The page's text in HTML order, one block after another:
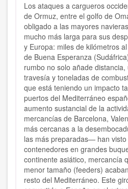
Los ataques a cargueros
de Ormuz, entre el golfo de
obligado a las mayores
mucho más larga para sus
y Europa: miles de kilómetros
de Buena Esperanza
rumbo no solo añade
travesía y toneladas de
que está teniendo un impacto
puertos del Mediterráneo
aumento sustancial de la
mercancías de Barcelona,
más cercanas a la
las más preparadas— han
contenedores en grandes
continente asiático, mercancía
menor tamaño (feeders)
resto del Mediterráneo. Este